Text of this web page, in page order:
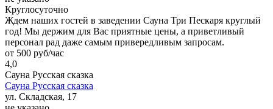
Круглосуточно
Ждем наших гостей в заведении Сауна Три Пескаря круглый
год! Мы держим для Вас приятные цены, а приветливый
персонал рад даже самым привередливым запросам.
от 500 руб/час
4,0
Сауна Русская сказка
Сауна Русская сказка
ул. Складская, 17